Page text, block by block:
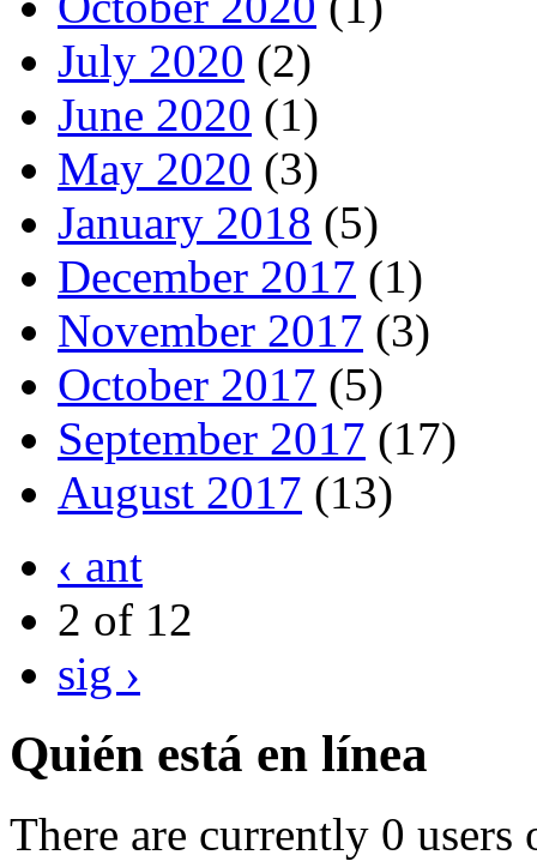
July 2020 (2)
June 2020 (1)
May 2020 (3)
January 2018 (5)
December 2017 (1)
November 2017 (3)
October 2017 (5)
September 2017 (17)
August 2017 (13)
‹ ant
2 of 12
sig ›
Quién está en línea
There are currently 0 users